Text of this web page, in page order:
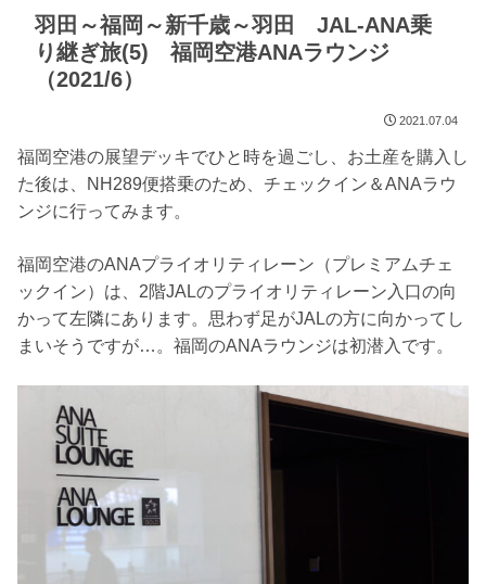
羽田～福岡～新千歳～羽田 JAL-ANA乗
り継ぎ旅(5) 福岡空港ANAラウンジ
（2021/6）
2021.07.04
福岡空港の展望デッキでひと時を過ごし、お土産を購入し
た後は、NH289便搭乗のため、チェックイン＆ANAラウ
ンジに行ってみます。
福岡空港のANAプライオリティレーン（プレミアムチェ
ックイン）は、2階JALのプライオリティレーン入口の向
かって左隣にあります。思わず足がJALの方に向かってし
まいそうですが…。福岡のANAラウンジは初潜入です。